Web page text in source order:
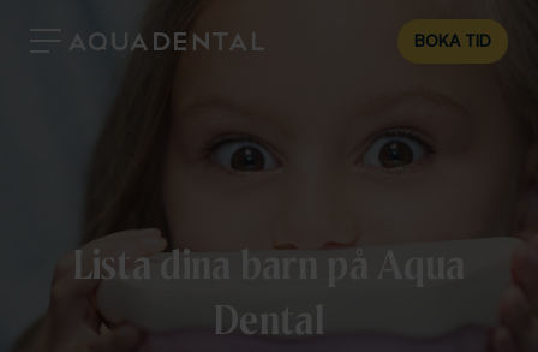
BOKA TID
Lista dina barn på Aqua
Dental